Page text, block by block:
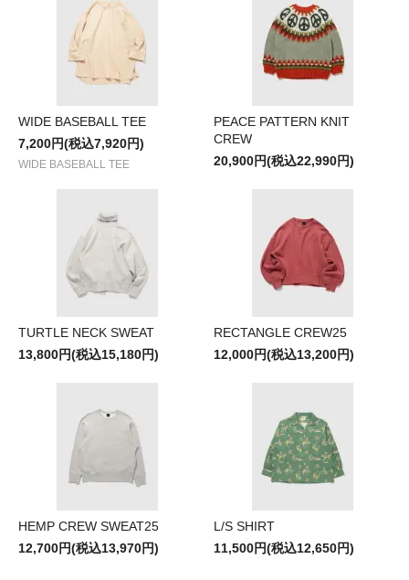
WIDE BASEBALL TEE
7,200円(税込7,920円)
WIDE BASEBALL TEE
PEACE PATTERN KNIT
CREW
20,900円(税込22,990円)
TURTLE NECK SWEAT
13,800円(税込15,180円)
RECTANGLE CREW25
12,000円(税込13,200円)
HEMP CREW SWEAT25
12,700円(税込13,970円)
L/S SHIRT
11,500円(税込12,650円)